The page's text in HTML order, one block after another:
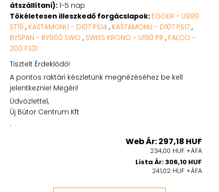
átszállítani):1-5 nap
Tökéletesen illeszkedő forgácslapok: EGGER - U999
ST19 , KASTAMONU - D107 PS14 , KASTAMONU - D107 PS17 ,
BYSPAN - BY660 SWO , SWISS KRONO - U190 PR , FALCO -
200 FS31
Tisztelt Érdeklődő!
A pontos raktári készletünk megnézéséhez be kell
jelentkeznie! Megéri!
Üdvözlettel,
Új Bútor Centrum Kft
.
Web Ár: 297,18 HUF
234,00 HUF +ÁFA
Lista Ár: 306,10 HUF
241,02 HUF +ÁFA